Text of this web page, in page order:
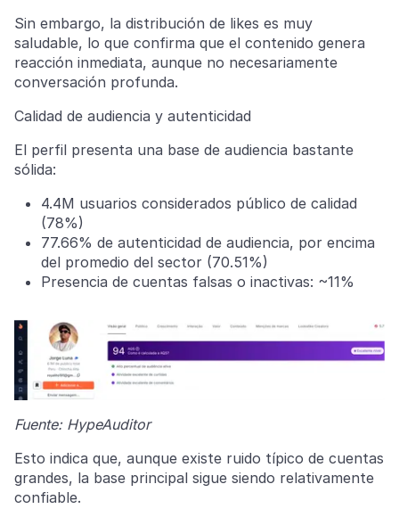
Sin embargo, la distribución de likes es muy
saludable, lo que confirma que el contenido genera
reacción inmediata, aunque no necesariamente
conversación profunda.
Calidad de audiencia y autenticidad
El perfil presenta una base de audiencia bastante
sólida:
4.4M usuarios considerados público de calidad
(78%)
77.66% de autenticidad de audiencia, por encima
del promedio del sector (70.51%)
Presencia de cuentas falsas o inactivas: ~11%
Fuente: HypeAuditor
Esto indica que, aunque existe ruido típico de cuentas
grandes, la base principal sigue siendo relativamente
confiable.